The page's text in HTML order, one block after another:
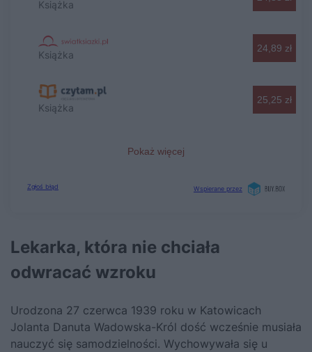
Lekarka, która nie chciała
odwracać wzroku
Urodzona 27 czerwca 1939 roku w Katowicach
Jolanta Danuta Wadowska-Król dość wcześnie musiała
nauczyć się samodzielności. Wychowywała się u